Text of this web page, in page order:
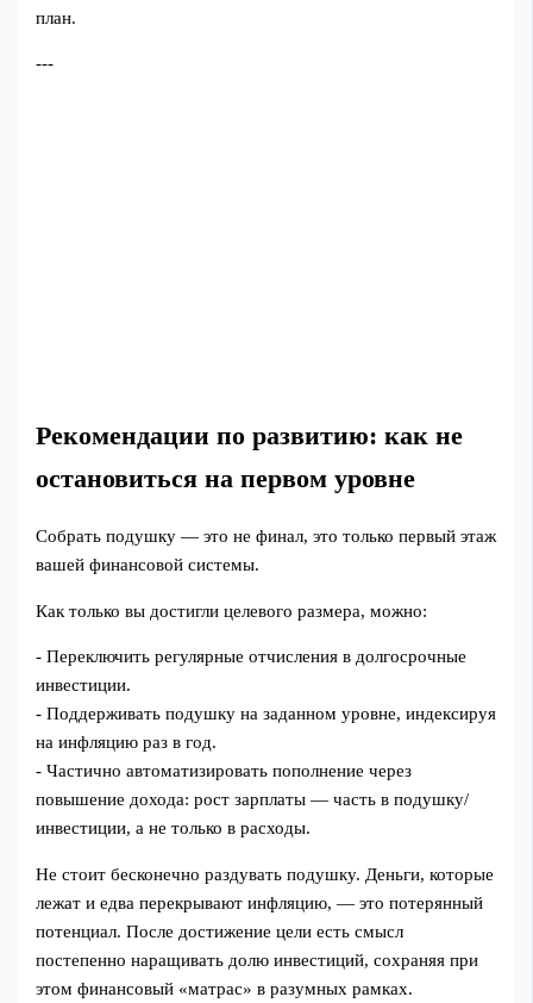
план.
---
Рекомендации по развитию: как не
остановиться на первом уровне
Собрать подушку — это не финал, это только первый этаж
вашей финансовой системы.
Как только вы достигли целевого размера, можно:
- Переключить регулярные отчисления в долгосрочные
инвестиции.
- Поддерживать подушку на заданном уровне, индексируя
на инфляцию раз в год.
- Частично автоматизировать пополнение через
повышение дохода: рост зарплаты — часть в подушку/
инвестиции, а не только в расходы.
Не стоит бесконечно раздувать подушку. Деньги, которые
лежат и едва перекрывают инфляцию, — это потерянный
потенциал. После достижение цели есть смысл
постепенно наращивать долю инвестиций, сохраняя при
этом финансовый «матрас» в разумных рамках.